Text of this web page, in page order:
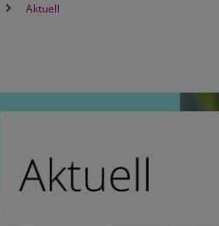
Aktuell